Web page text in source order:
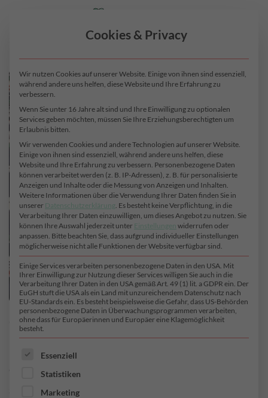
JERSEY /
Cookies & Privacy
Wir nutzen Cookies auf unserer Website. Einige von ihnen sind essenziell,
während andere uns helfen, diese Website und Ihre Erfahrung zu
verbessern.
Wenn Sie unter 16 Jahre alt sind und Ihre Einwilligung zu optionalen
Services geben möchten, müssen Sie Ihre Erziehungsberechtigten um
Erlaubnis bitten.
Wir verwenden Cookies und andere Technologien auf unserer Website.
Einige von ihnen sind essenziell, während andere uns helfen, diese
Website und Ihre Erfahrung zu verbessern. Personenbezogene Daten
können verarbeitet werden (z. B. IP-Adressen), z. B. für personalisierte
Anzeigen und Inhalte oder die Messung von Anzeigen und Inhalten.
Weitere Informationen über die Verwendung Ihrer Daten finden Sie in
unserer Datenschutzerklärung. Es besteht keine Verpflichtung, in die
Verarbeitung Ihrer Daten einzuwilligen, um dieses Angebot zu nutzen. Sie
können Ihre Auswahl jederzeit unter Einstellungen widerrufen oder
anpassen. Bitte beachten Sie, dass aufgrund individueller Einstellungen
möglicherweise nicht alle Funktionen der Website verfügbar sind.
Einige Services verarbeiten personenbezogene Daten in den USA. Mit
Ihrer Einwilligung zur Nutzung dieser Services willigen Sie auch in die
Verarbeitung Ihrer Daten in den USA gemäß Art. 49 (1) lit. a GDPR ein. Der
EuGH stuft die USA als ein Land mit unzureichendem Datenschutz nach
EU-Standards ein. Es besteht beispielsweise die Gefahr, dass US-Behörden
personenbezogene Daten in Überwachungsprogrammen verarbeiten,
ohne dass für Europäerinnen und Europäer eine Klagemöglichkeit
besteht.
ES FOLGT EINE LISTE DER SERVICE-GRUPPEN, FÜR
Essenziell
Statistiken
Marketing